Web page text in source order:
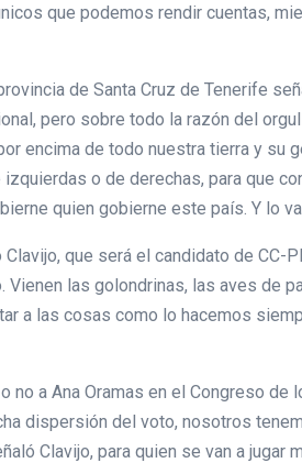
que podemos rendir cuentas,
de Santa Cruz de Tenerife
pero sobre todo la razón del
encima de todo nuestra tierra y
o de derechas, para que
quien gobierne este país. Y lo
que será el candidato de CC-
las golondrinas, las aves de
a las cosas como lo hacemos
a Ana Oramas en el Congreso
dispersión del voto, nosotros
Clavijo, para quien se van a jugar